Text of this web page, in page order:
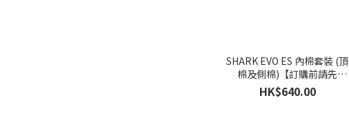
SHARK EVO ES 內棉套裝 (頂
棉及側棉)【訂購前請先
WhatsApp (852) 6461 2698
查詢】
HK$640.00